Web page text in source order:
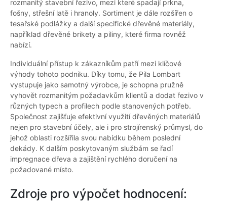
rozmanitý stavební řezivo, mezi které spadají prkna,
fošny, střešní latě i hranoly. Sortiment je dále rozšířen o
tesařské podlážky a další specifické dřevěné materiály,
například dřevěné brikety a piliny, které firma rovněž
nabízí.
Individuální přístup k zákazníkům patří mezi klíčové
výhody tohoto podniku. Díky tomu, že Pila Lombart
vystupuje jako samotný výrobce, je schopna pružně
vyhovět rozmanitým požadavkům klientů a dodat řezivo v
různých typech a profilech podle stanovených potřeb.
Společnost zajišťuje efektivní využití dřevěných materiálů
nejen pro stavební účely, ale i pro strojírenský průmysl, do
jehož oblasti rozšířila svou nabídku během poslední
dekády. K dalším poskytovaným službám se řadí
impregnace dřeva a zajištění rychlého doručení na
požadované místo.
Zdroje pro výpočet hodnocení: